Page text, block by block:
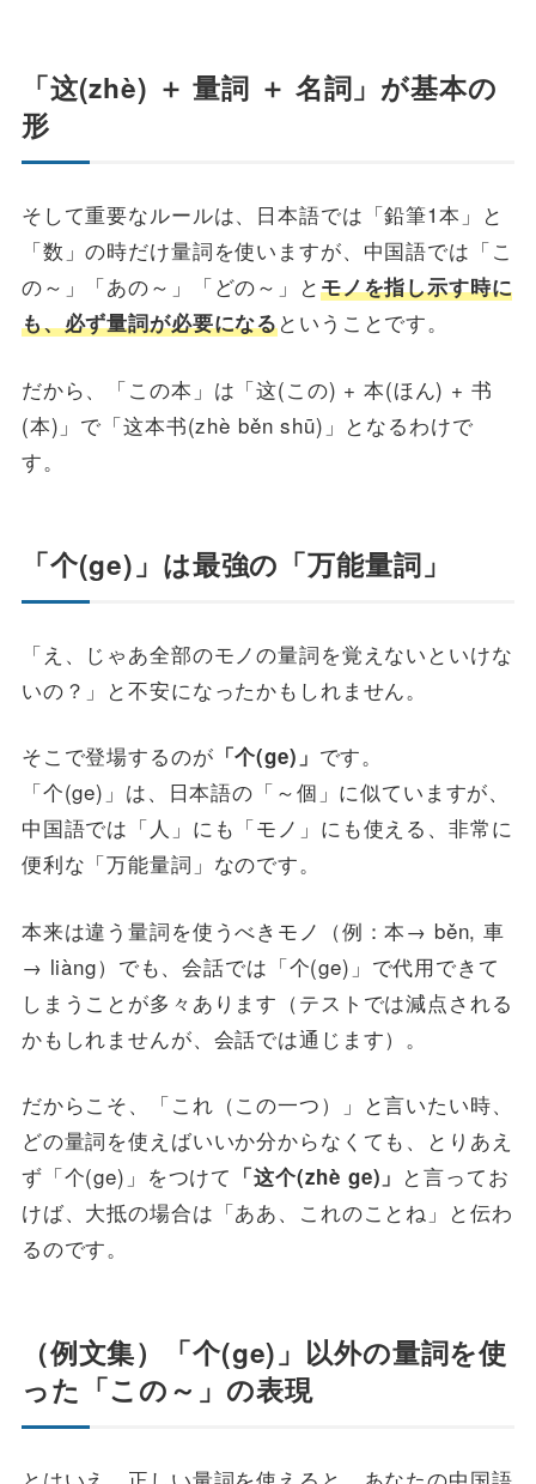
「这(zhè) ＋ 量詞 ＋ 名詞」が基本の
形
そして重要なルールは、日本語では「鉛筆1本」と
「数」の時だけ量詞を使いますが、中国語では「こ
の～」「あの～」「どの～」とモノを指し示す時に
も、必ず量詞が必要になるということです。
だから、「この本」は「这(この) + 本(ほん) + 书
(本)」で「这本书(zhè běn shū)」となるわけで
す。
「个(ge)」は最強の「万能量詞」
「え、じゃあ全部のモノの量詞を覚えないといけな
いの？」と不安になったかもしれません。
そこで登場するのが 「个(ge)」 です。
「个(ge)」は、日本語の「～個」に似ていますが、
中国語では「人」にも「モノ」にも使える、非常に
便利な「万能量詞」なのです。
本来は違う量詞を使うべきモノ（例：本→ běn, 車
→ liàng）でも、会話では「个(ge)」で代用できて
しまうことが多々あります（テストでは減点される
かもしれませんが、会話では通じます）。
だからこそ、「これ（この一つ）」と言いたい時、
どの量詞を使えばいいか分からなくても、とりあえ
ず「个(ge)」をつけて 「这个(zhè ge)」 と言ってお
けば、大抵の場合は「ああ、これのことね」と伝わ
るのです。
（例文集）「个(ge)」以外の量詞を使
った「この～」の表現